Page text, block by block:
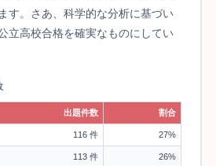
す。さあ、科学的な分析に基づい
立高校合格を確実なものにしてい
出題件数 割合
116 件 27%
113 件 26%